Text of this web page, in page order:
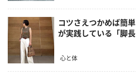
コツさえつかめば簡
が実践している「脚長
心と体